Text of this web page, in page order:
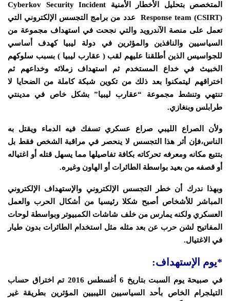
المتخصص بتحليل الأخطار الأمنية Cyberkov Security Incident
Response team (CSIRT) عدد من برامج التجسس الإلكتروني التي
تعمل على منصة الآندرويد والتي نجحت في استهداف مجموعة من
السياسيين والنافذين والمؤثرين في دولة ليبيا كهدف أساسي
للجواسيس الذين أطلقنا عليهم لقب ( عقارب ليبيا ) بسبب سلوكهم
الخبيث في خداع المستخدم ثم استهداف زملائه وخداعهم ثم
اختراقهم ليتمكنوا بعد ذلك من تكوين شبكة كاملة من الضحايا لا
تنتهي وتنشط مجموعة “عقارب ليبيا” بشكل خاص في مدينتي
طرابلس وبنغازي.
ولأن الصراع الليبي صراع عسكري تسفك فيه الدماء ويقتل به
الناس،فإن أثر هذا التجسس لا ينحصر في مراقبة الشخص فقط بل
بتتبع مكانه ومعرفه تحركاته بكافة تفاصيلها مما يسهل قتله أو اغتياله
أو قصفه من بعيد بواسطة الطائرات أو الهاون وغيره.
وبهذا ندرك أن خطر التجسس الإلكتروني والإستهداف الإلكتروني
المباشر للأشخاص أصبح شكلا رئيسيا من أشكال الحرب والعمل
العسكري ولكنه يمارس من خلف شاشات الكمبيوتر وبواسطة لوحات
المفاتيح لشن حرب عن بعد مثله مثل استخدام الطائرات بدون طيار
في الاغتيال.
*يوم الإستهداف:
في صبيحة يوم السبت بتاريخ 6 أغسطس 2016 تم اختراق حساب
التيلجرام الخاص بأحد السياسيين الليبيين المؤثرين بطريقة غير